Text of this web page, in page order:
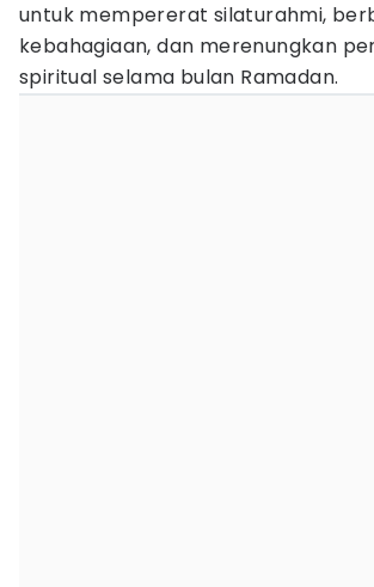
untuk mempererat silaturahmi,
kebahagiaan, dan merenungkan
spiritual selama bulan Ramadan.